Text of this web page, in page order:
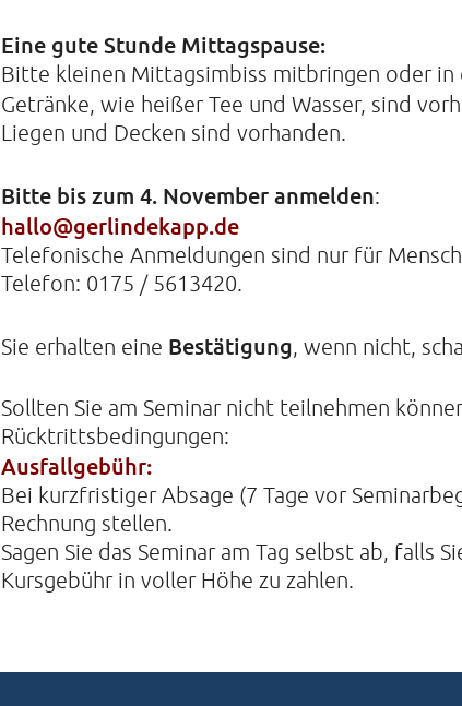
Eine gute Stunde Mittagspause:
Bitte kleinen Mittagsimbiss mitbringen oder in
Getränke, wie heißer Tee und Wasser, sind
Liegen und Decken sind vorhanden.
Bitte bis zum 4. November anmelden:
hallo@gerlindekapp.de
Telefonische Anmeldungen sind nur für
Telefon: 0175 / 5613420.
Sie erhalten eine Bestätigung, wenn nicht,
Sollten Sie am Seminar nicht teilnehmen
Rücktrittsbedingungen:
Ausfallgebühr:
Bei kurzfristiger Absage (7 Tage vor
Rechnung stellen.
Sagen Sie das Seminar am Tag selbst ab, falls
Kursgebühr in voller Höhe zu zahlen.